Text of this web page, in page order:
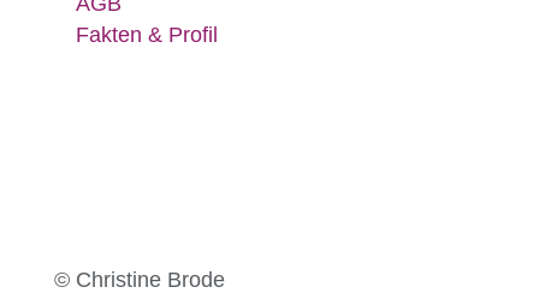
Fakten & Profil
© Christine Brode